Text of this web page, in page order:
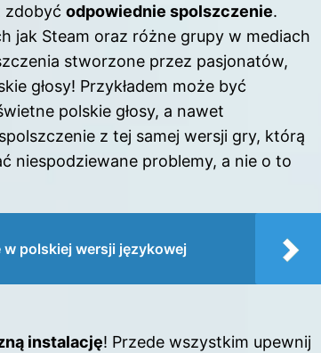
zdobyć odpowiednie spolszczenie.
jak Steam oraz różne grupy w mediach
stworzone przez pasjonatów,
głosy! Przykładem może być
polskie głosy, a nawet
z tej samej wersji gry, którą
niespodziewane problemy, a nie o to
polskiej wersji językowej
instalację! Przede wszystkim upewnij